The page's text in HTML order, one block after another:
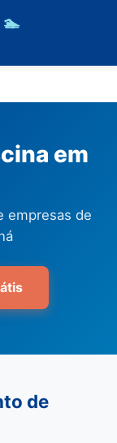
🏊
em
empresas de
de